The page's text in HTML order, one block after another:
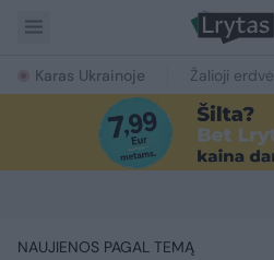
Karas Ukrainoje Žalioji erdvė
NAUJIENOS PAGAL TEMĄ